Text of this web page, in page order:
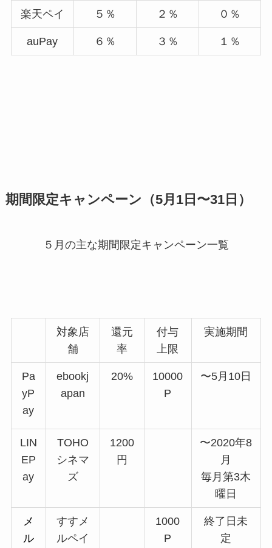
楽天ペイ ５％ ２％ ０％
auPay ６％ ３％ １％
期間限定キャンペーン（5月1日〜31日）
５月の主な期間限定キャンペーン一覧
対象店
舗
還元
率
付与
上限
実施期間
Pa
yP
ay
ebookj
apan
20%
10000
P
〜5月10日
LIN
EP
ay
TOHO
シネマ
ズ
1200
円
〜2020年8
月
毎月第3木
曜日
メ
ル
すすメ
ルペイ
1000
P
終了日未
定